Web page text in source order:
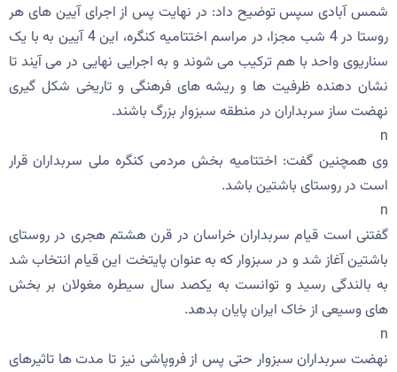
شمس آبادی سپس توضیح داد: در نهایت پس از اجرای آیین های هر
روستا در 4 شب مجزا، در مراسم اختتامیه کنگره، این 4 آیین به با یک
سناریوی واحد با هم ترکیب می شوند و به اجرایی نهایی در می آیند تا
نشان دهنده ظرفیت ها و ریشه های فرهنگی و تاریخی شکل گیری
نهضت ساز سربداران در منطقه سبزوار بزرگ باشند.
n
وی همچنین گفت: اختتامیه بخش مردمی کنگره ملی سربداران قرار
است در روستای باشتین باشد.
n
گفتنی است قیام سربداران خراسان در قرن هشتم هجری در روستای
باشتین آغاز شد و در سبزوار که به عنوان پایتخت این قیام انتخاب شد
به بالندگی رسید و توانست به یکصد سال سیطره مغولان بر بخش
های وسیعی از خاک ایران پایان بدهد.
n
نهضت سربداران سبزوار حتی پس از فروپاشی نیز تا مدت ها تاثیرهای